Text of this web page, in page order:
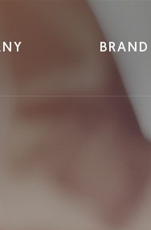
BRAND